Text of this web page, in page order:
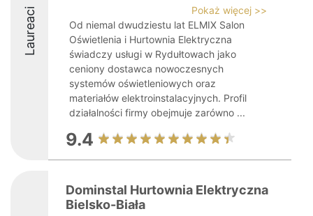
Laureaci
Pokaż więcej >>
Od niemal dwudziestu lat ELMIX Salon
Oświetlenia i Hurtownia Elektryczna
świadczy usługi w Rydułtowach jako
ceniony dostawca nowoczesnych
systemów oświetleniowych oraz
materiałów elektroinstalacyjnych. Profil
działalności firmy obejmuje zarówno ...
9.4
Dominstal Hurtownia Elektryczna
Bielsko-Biała